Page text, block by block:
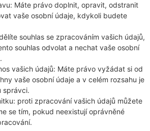
Máte právo doplnit, opravit, odstranit
vaše osobní údaje, kdykoli budete
souhlas se zpracováním vašich údajů,
souhlas odvolat a nechat vaše osobní
vašich údajů: Máte právo vyžádat si od
vaše osobní údaje a v celém rozsahu je
správci.
proti zpracování vašich údajů můžete
se tím, pokud neexistují oprávněné